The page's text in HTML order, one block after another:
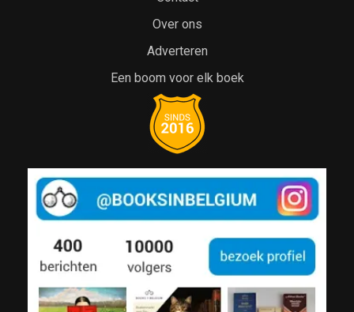
Over ons
Adverteren
Een boom voor elk boek